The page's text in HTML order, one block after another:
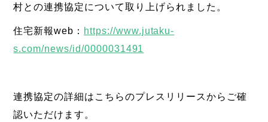
村との連携協定について取り上げられました。
住宅新報web： https://www.jutaku-
s.com/news/id/0000031491
連携協定の詳細はこちらのプレスリリースからご確
認いただけます。